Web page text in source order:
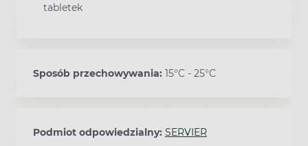
tabletek
Sposób przechowywania: 15°C - 25°C
Podmiot odpowiedzialny: SERVIER